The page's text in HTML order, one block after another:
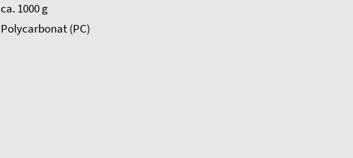
ca. 1000 g
Polycarbonat (PC)